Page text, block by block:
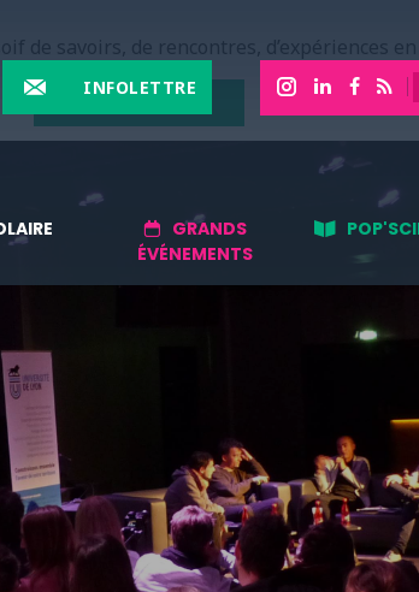
de savoirs, de rencontres, d’expériences
INFOLETTRE
GRANDS
ÉVÉNEMENTS